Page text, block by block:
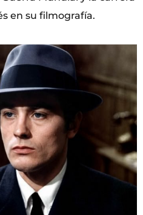
en su filmografía.